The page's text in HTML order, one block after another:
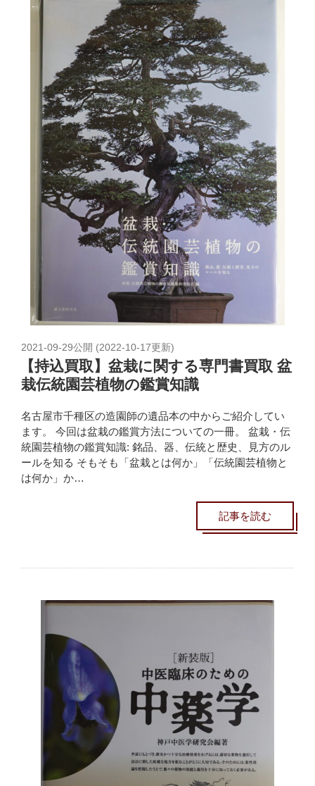
2021-09-29公開 (2022-10-17更新)
【持込買取】盆栽に関する専門書買取 盆
栽伝統園芸植物の鑑賞知識
名古屋市千種区の造園師の遺品本の中からご紹介してい
ます。 今回は盆栽の鑑賞方法についての一冊。 盆栽・伝
統園芸植物の鑑賞知識: 銘品、器、伝統と歴史、見方のル
ールを知る そもそも「盆栽とは何か」「伝統園芸植物と
は何か」か…
記事を読む